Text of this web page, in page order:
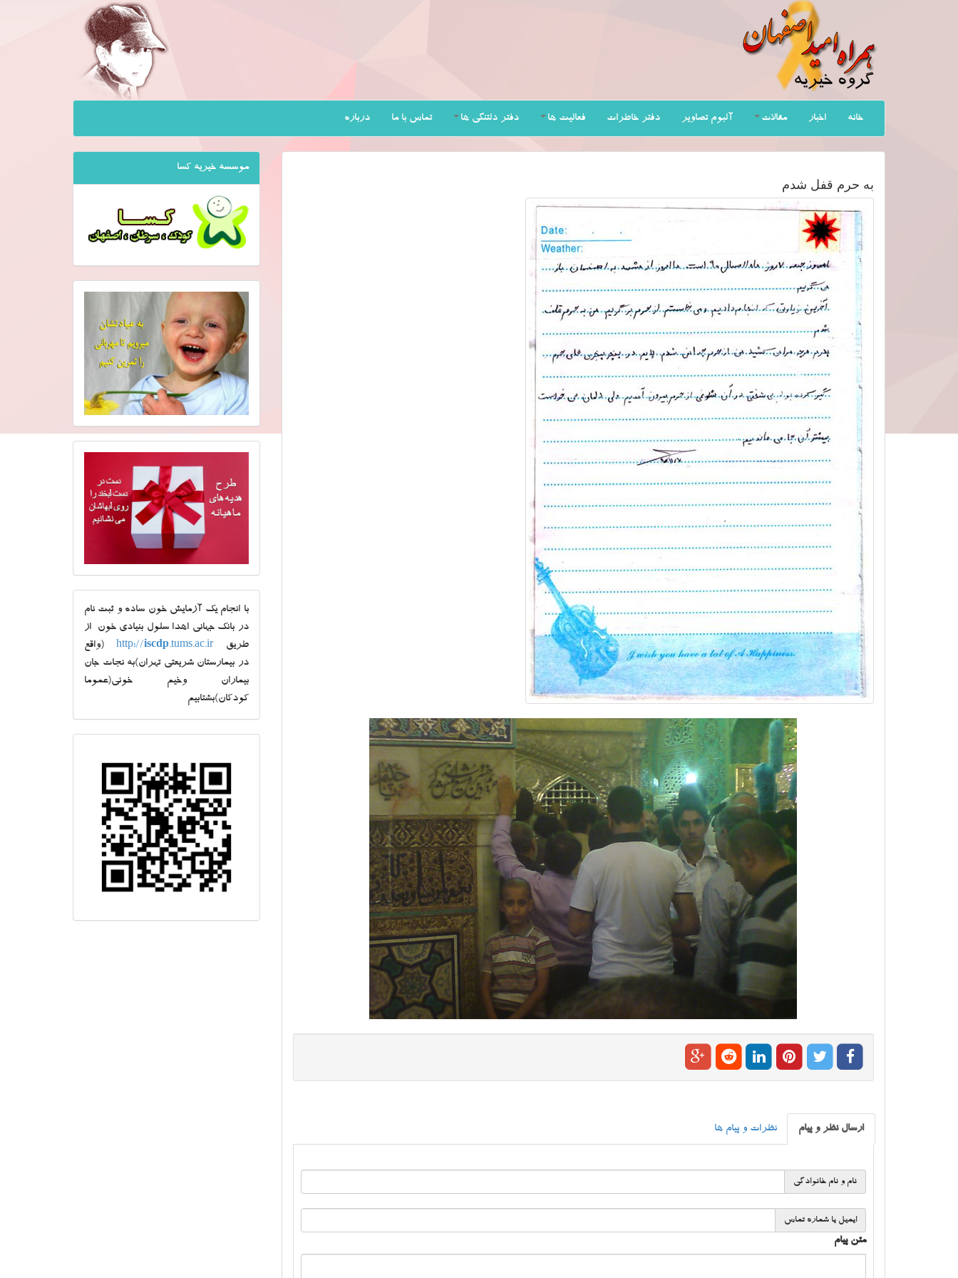
خانه اخبار مقالات آلبوم تصاویر دفتر خاطرات فعالیت ها دفتر دلتنگی ها تماس با ما درباره
به حرم قفل شدم
ارسال نظر و پیام نظرات و پیام ها
نام و نام خانوادگی
ایمیل یا شماره تماس
متن پیام
موسسه خیریه کسا
با انجام یک آزمایش خون ساده و ثبت نام
در بانک جهانی اهدا سلول بنیادی خون از
طریق
http://iscdp.tums.ac.ir
(واقع
در بیمارستان شریعتی تهران)به نجات جان
بیماران وخیم خونی(عموما
کودکان)بشتابیم